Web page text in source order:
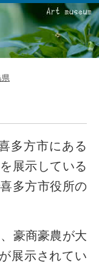
県
多方市にある
展示している
多方市役所の
豪商豪農が大
展示されてい